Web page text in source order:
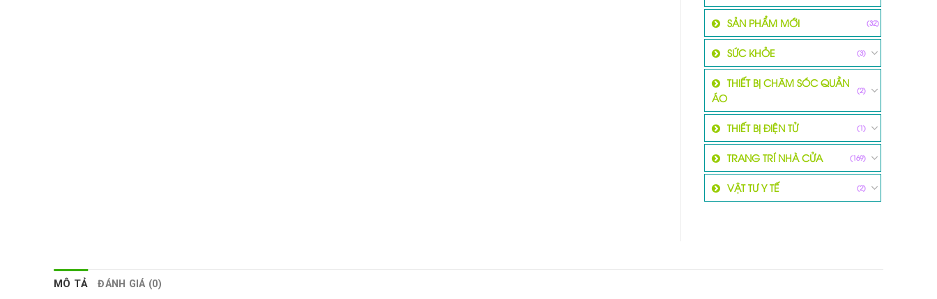
SẢN PHẨM MỚI (32)
SỨC KHỎE (3)
THIẾT BỊ CHĂM SÓC QUẦN
ÁO
(2)
THIẾT BỊ ĐIỆN TỬ (1)
TRANG TRÍ NHÀ CỬA (169)
VẬT TƯ Y TẾ (2)
MÔ TẢ ĐÁNH GIÁ (0)